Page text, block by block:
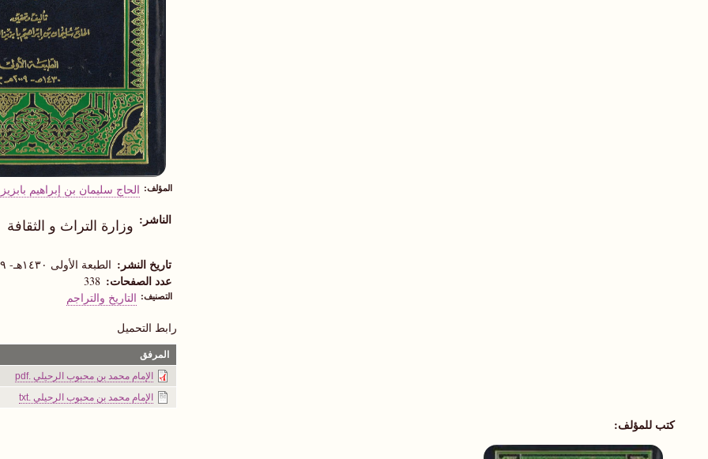
المؤلف الحاج سليمان بن إبراهيم
الناشر وزارة التراث و الثقافة
تاريخ النشر الطبعة الأولى ١٤٣٠هـ- ٢٠٠٩م
عدد الصفحات 338
التصنيف التاريخ والتراجم
رابط التحميل
المرفق
الإمام محمد بن محبوب الرحيلي .pdf
الإمام محمد بن محبوب الرحيلي .txt
كتب للمؤلف: